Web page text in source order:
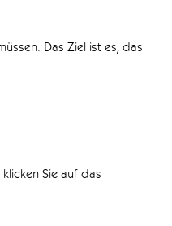
Das Ziel ist es, das
Sie auf das